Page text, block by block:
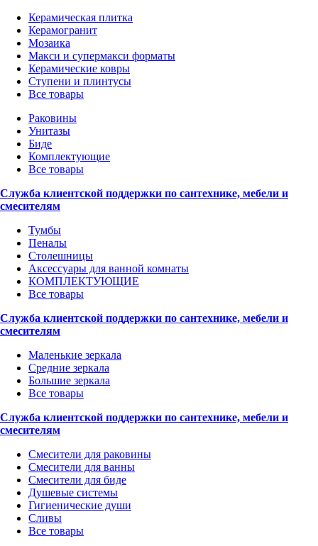
Керамическая плитка
Керамогранит
Мозаика
Макси и супермакси форматы
Керамические ковры
Ступени и плинтусы
Все товары
Раковины
Унитазы
Биде
Комплектующие
Все товары
Служба клиентской поддержки по сантехнике, мебели и
смесителям
Тумбы
Пеналы
Столешницы
Аксессуары для ванной комнаты
КОМПЛЕКТУЮЩИЕ
Все товары
Служба клиентской поддержки по сантехнике, мебели и
смесителям
Маленькие зеркала
Средние зеркала
Большие зеркала
Все товары
Служба клиентской поддержки по сантехнике, мебели и
смесителям
Смесители для раковины
Смесители для ванны
Смесители для биде
Душевые системы
Гигиенические души
Сливы
Все товары